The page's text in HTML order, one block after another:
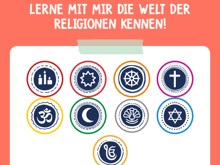
LERNE MIT MIR DIE WELT DER
RELIGIONEN KENNEN!